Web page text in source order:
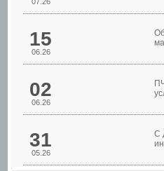
Шкафы
15
06.26
02
06.26
31
05.26
С